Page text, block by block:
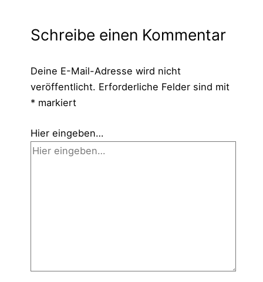
Schreibe einen Kommentar
Deine E-Mail-Adresse wird nicht
veröffentlicht. Erforderliche Felder sind mit
*markiert
Hier eingeben…